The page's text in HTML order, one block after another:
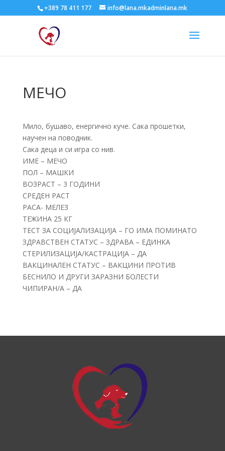
+389 78 411 177 info@lana.mkadminlana.mk
МЕЧО
Мило, бушаво, енергично куче. Сака прошетки,
научен на поводник.
Сака деца и си игра со нив.
ИМЕ – МЕЧО
ПОЛ – МАШКИ
ВОЗРАСТ – 3 ГОДИНИ
СРЕДЕН РАСТ
РАСА- МЕЛЕЗ
ТЕЖИНА 25 КГ
ТЕСТ ЗА СОЦИЈАЛИЗАЦИЈА – ГО ИМА ПОМИНАТО
ЗДРАВСТВЕН СТАТУС – ЗДРАВА – ЕДИНКА
СТЕРИЛИЗАЦИЈА/КАСТРАЦИЈА – ДА
ВАКЦИНАЛЕН СТАТУС – ВАКЦИНИ ПРОТИВ
БЕСНИЛО И ДРУГИ ЗАРАЗНИ БОЛЕСТИ
ЧИПИРАН/А – ДА